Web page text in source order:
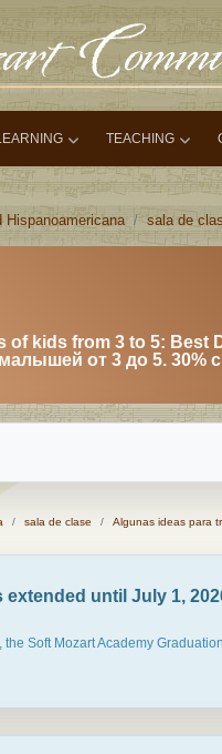
TEACHING
Hispanoamericana sala de
of kids from 3 to 5: Best
от 3 до 5. 30%
sala de clase Algunas ideas para
extended until July 1,
the Soft Mozart Academy